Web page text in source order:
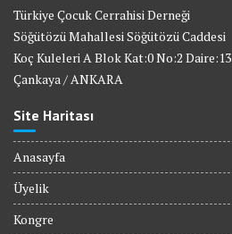
Türkiye Çocuk Cerrahisi Derneği
Söğütözü Mahallesi Söğütözü Caddesi
Koç Kuleleri A Blok Kat:0 No:2 Daire:13
Çankaya / ANKARA
Site Haritası
Anasayfa
Üyelik
Kongre